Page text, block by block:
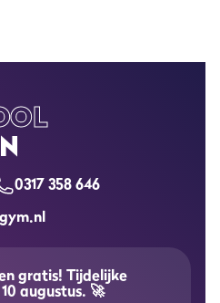
0317 358 646
gratis! Tijdelijke
augustus. 🚀